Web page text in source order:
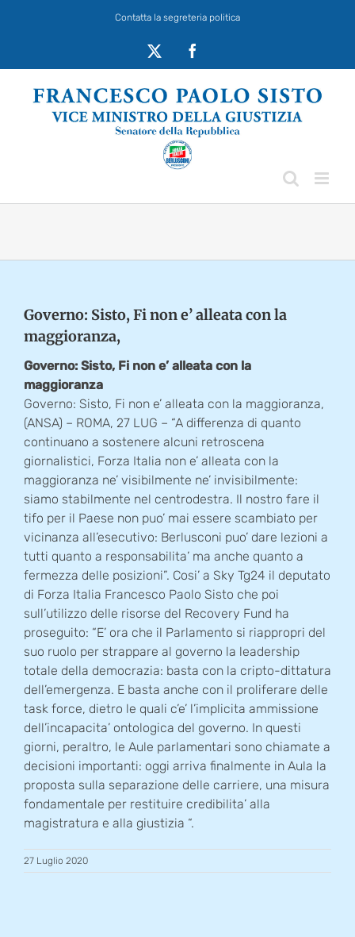
Contatta la segreteria politica
Governo: Sisto, Fi non e’ alleata con la
maggioranza,
Governo: Sisto, Fi non e’ alleata con la
maggioranza
Governo: Sisto, Fi non e’ alleata con la maggioranza,
(ANSA) – ROMA, 27 LUG – “A differenza di quanto
continuano a sostenere alcuni retroscena
giornalistici, Forza Italia non e’ alleata con la
maggioranza ne’ visibilmente ne’ invisibilmente:
siamo stabilmente nel centrodestra. Il nostro fare il
tifo per il Paese non puo’ mai essere scambiato per
vicinanza all’esecutivo: Berlusconi puo’ dare lezioni a
tutti quanto a responsabilita’ ma anche quanto a
fermezza delle posizioni”. Cosi’ a Sky Tg24 il deputato
di Forza Italia Francesco Paolo Sisto che poi
sull’utilizzo delle risorse del Recovery Fund ha
proseguito: “E’ ora che il Parlamento si riappropri del
suo ruolo per strappare al governo la leadership
totale della democrazia: basta con la cripto-dittatura
dell’emergenza. E basta anche con il proliferare delle
task force, dietro le quali c’e’ l’implicita ammissione
dell’incapacita’ ontologica del governo. In questi
giorni, peraltro, le Aule parlamentari sono chiamate a
decisioni importanti: oggi arriva finalmente in Aula la
proposta sulla separazione delle carriere, una misura
fondamentale per restituire credibilita’ alla
magistratura e alla giustizia “.
27 Luglio 2020